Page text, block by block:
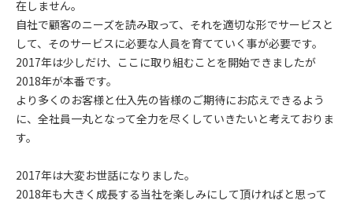
在しません。
自社で顧客のニーズを読み取って、それを適切な形でサービスと
して、そのサービスに必要な人員を育てていく事が必要です。
2017年は少しだけ、ここに取り組むことを開始できましたが
2018年が本番です。
より多くのお客様と仕入先の皆様のご期待にお応えできるよう
に、全社員一丸となって全力を尽くしていきたいと考えておりま
す。
2017年は大変お世話になりました。
2018年も大きく成長する当社を楽しみにして頂ければと思って